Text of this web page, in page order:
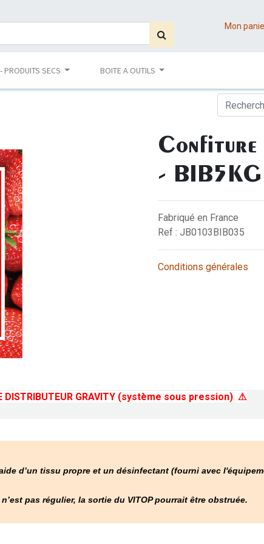
Mon
PRODUITS SECS BOITE A OUTILS
Confiture
- BIB5KG
Fabriqué en France
Ref : JB0103BIB035
Conditions générales
DISTRIBUTEUR GRAVITY (système sous pression) ⚠
d’un tissu propre et un désinfectant (fourni avec
pas régulier, la sortie du VITOP pourrait être obstruée.